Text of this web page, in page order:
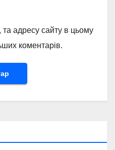
адресу сайту в цьому
коментарів.